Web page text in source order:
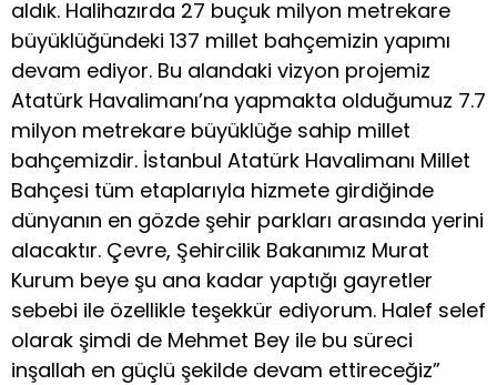
aldık. Halihazırda 27 buçuk milyon metrekare
büyüklüğündeki 137 millet bahçemizin yapımı
devam ediyor. Bu alandaki vizyon projemiz
Atatürk Havalimanı’na yapmakta olduğumuz 7.7
milyon metrekare büyüklüğe sahip millet
bahçemizdir. İstanbul Atatürk Havalimanı Millet
Bahçesi tüm etaplarıyla hizmete girdiğinde
dünyanın en gözde şehir parkları arasında yerini
alacaktır. Çevre, Şehircilik Bakanımız Murat
Kurum beye şu ana kadar yaptığı gayretler
sebebi ile özellikle teşekkür ediyorum. Halef selef
olarak şimdi de Mehmet Bey ile bu süreci
inşallah en güçlü şekilde devam ettireceğiz”